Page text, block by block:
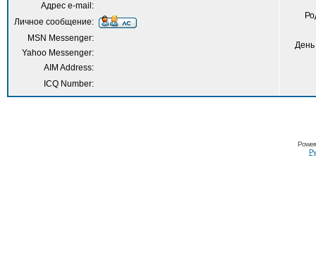
Адрес e-mail:
Личное сообщение:
MSN Messenger:
Yahoo Messenger:
AIM Address:
ICQ Number: